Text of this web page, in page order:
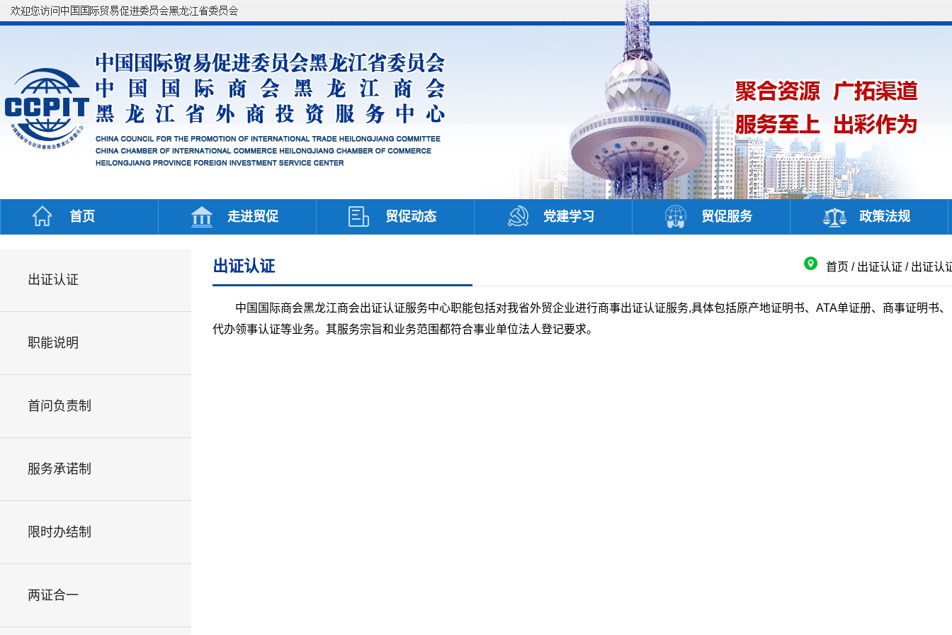
首页 走进贸促 贸促动态 党建学习 贸促服务 政策法规
出证认证
职能说明
首问负责制
服务承诺制
限时办结制
两证合一
出证认证 首页 / 出证认证 / 出证认
中国国际商会黑龙江商会出证认证服务中心职能包括对我省外贸企业进行商事出证认证服务,具体包括原产地证明书、ATA单证册、商事证明书、
代办领事认证等业务。其服务宗旨和业务范围都符合事业单位法人登记要求。